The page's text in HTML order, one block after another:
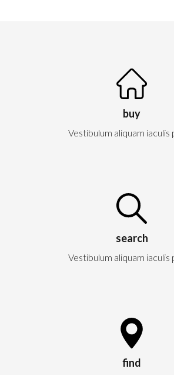
buy
Vestibulum aliquam iaculis
search
Vestibulum aliquam iaculis
find